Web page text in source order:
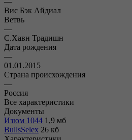
Вис Бэк Айдиал
Ветвь
—
С.Хавн Традишн
Дата рождения
—
01.01.2015
Страна происхождения
—
Россия
Все характеристики
Документы
Изюм 1044 1,9 мб
BullsSelex 26 кб